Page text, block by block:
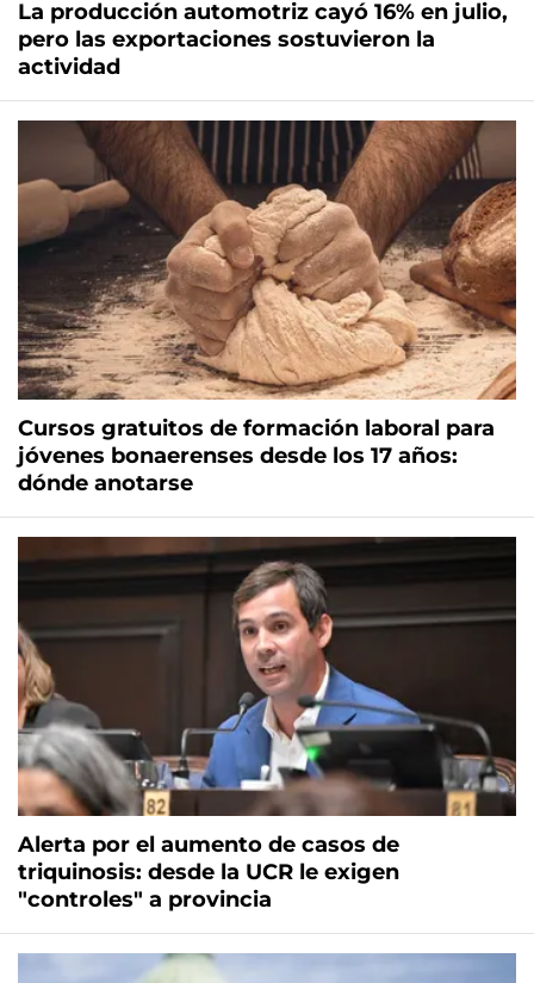
La producción automotriz cayó 16% en julio,
pero las exportaciones sostuvieron la
actividad
Cursos gratuitos de formación laboral para
jóvenes bonaerenses desde los 17 años:
dónde anotarse
Alerta por el aumento de casos de
triquinosis: desde la UCR le exigen
"controles" a provincia